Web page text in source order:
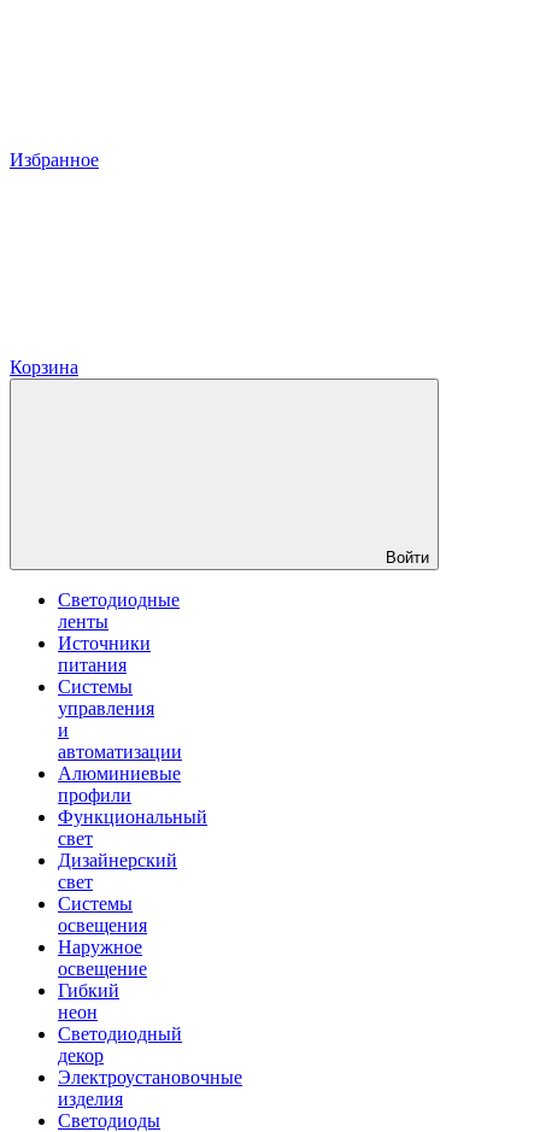
Избранное
Корзина
Войти
Светодиодные
ленты
Источники
питания
Системы
управления
и
автоматизации
Алюминиевые
профили
Функциональный
свет
Дизайнерский
свет
Системы
освещения
Наружное
освещение
Гибкий
неон
Светодиодный
декор
Электроустановочные
изделия
Светодиоды